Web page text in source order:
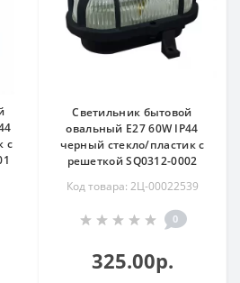
с
Светильник бытовой
овальный Е27 60W IP44
черный стекло/пластик с
решеткой SQ0312-0002
Код товара: 2Ц-00022539
0
325.00р.